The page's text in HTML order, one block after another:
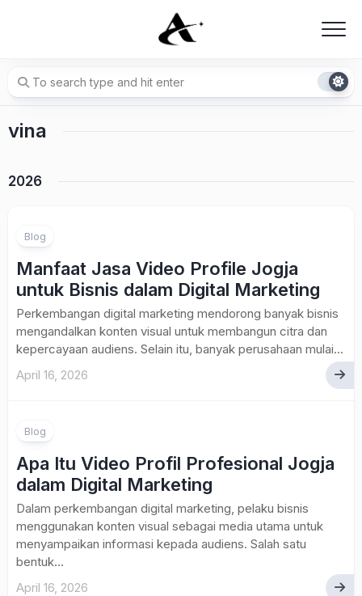
vina
2026
Blog
Manfaat Jasa Video Profile Jogja
untuk Bisnis dalam Digital Marketing
Perkembangan digital marketing mendorong banyak bisnis
mengandalkan konten visual untuk membangun citra dan
kepercayaan audiens. Selain itu, banyak perusahaan mulai...
April 16, 2026
Blog
Apa Itu Video Profil Profesional Jogja
dalam Digital Marketing
Dalam perkembangan digital marketing, pelaku bisnis
menggunakan konten visual sebagai media utama untuk
menyampaikan informasi kepada audiens. Salah satu
bentuk...
April 16, 2026